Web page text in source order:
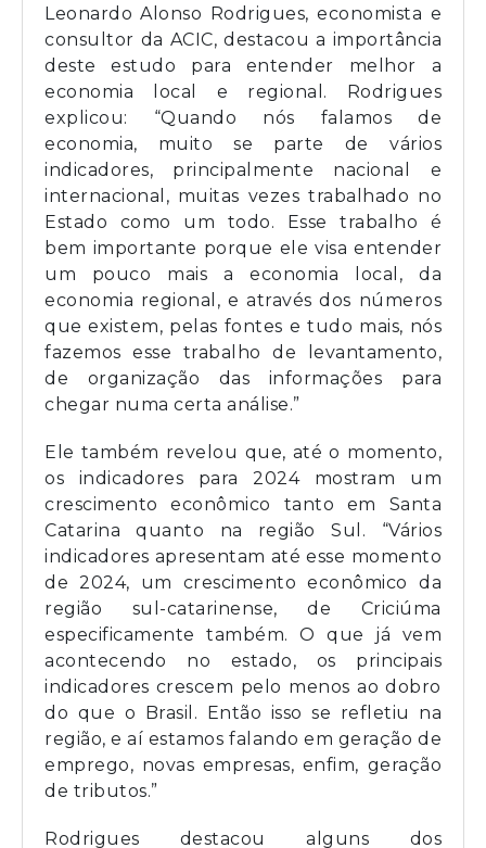
Leonardo Alonso Rodrigues, economista e
consultor da ACIC, destacou a importância
deste estudo para entender melhor a
economia local e regional. Rodrigues
explicou: “Quando nós falamos de
economia, muito se parte de vários
indicadores, principalmente nacional e
internacional, muitas vezes trabalhado no
Estado como um todo. Esse trabalho é
bem importante porque ele visa entender
um pouco mais a economia local, da
economia regional, e através dos números
que existem, pelas fontes e tudo mais, nós
fazemos esse trabalho de levantamento,
de organização das informações para
chegar numa certa análise.”
Ele também revelou que, até o momento,
os indicadores para 2024 mostram um
crescimento econômico tanto em Santa
Catarina quanto na região Sul. “Vários
indicadores apresentam até esse momento
de 2024, um crescimento econômico da
região sul-catarinense, de Criciúma
especificamente também. O que já vem
acontecendo no estado, os principais
indicadores crescem pelo menos ao dobro
do que o Brasil. Então isso se refletiu na
região, e aí estamos falando em geração de
emprego, novas empresas, enfim, geração
de tributos.”
Rodrigues destacou alguns dos